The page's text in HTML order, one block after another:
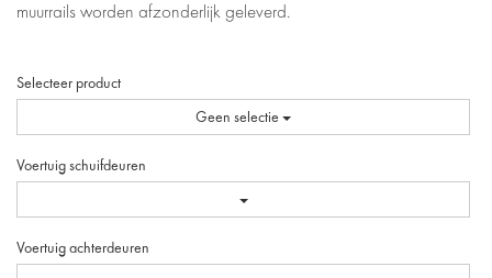
muurrails worden afzonderlijk geleverd.
Selecteer product
Geen selectie
Voertuig schuifdeuren
Voertuig achterdeuren